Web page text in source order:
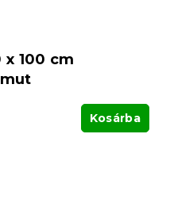
100 cm
Kosárba